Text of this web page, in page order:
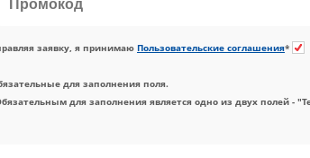
заявку, я принимаю Пользовательские соглашения*
для заполнения поля.
для заполнения является одно из двух полей -